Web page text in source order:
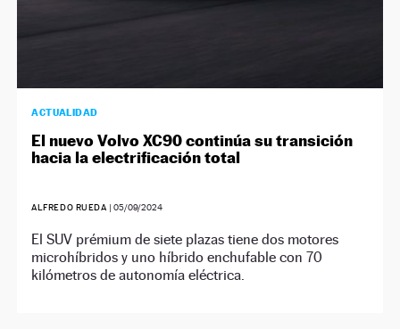
ACTUALIDAD
El nuevo Volvo XC90 continúa su transición
hacia la electrificación total
ALFREDO RUEDA | 05/09/2024
El SUV prémium de siete plazas tiene dos motores
microhíbridos y uno híbrido enchufable con 70
kilómetros de autonomía eléctrica.